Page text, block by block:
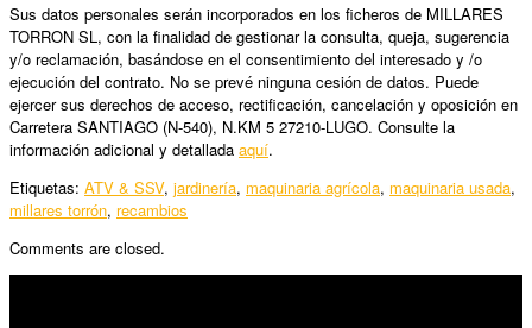
Sus datos personales serán incorporados en los ficheros de MILLARES
TORRON SL, con la finalidad de gestionar la consulta, queja, sugerencia
y/o reclamación, basándose en el consentimiento del interesado y /o
ejecución del contrato. No se prevé ninguna cesión de datos. Puede
ejercer sus derechos de acceso, rectificación, cancelación y oposición en
Carretera SANTIAGO (N-540), N.KM 5 27210-LUGO. Consulte la
información adicional y detallada aquí.
Etiquetas: ATV & SSV, jardinería, maquinaria agrícola, maquinaria usada,
millares torrón, recambios
Comments are closed.